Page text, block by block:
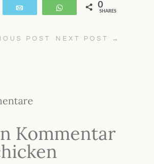
WhatsApp
0
SHARES
POST NEXT POST →
Kommentar